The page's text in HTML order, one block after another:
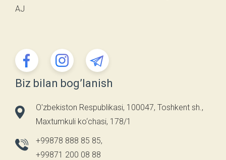
AJ
Biz bilan bog’lanish
O'zbekiston Respublikasi, 100047, Toshkent sh.,
Maxtumkuli ko‘chasi, 178/1
+99878 888 85 85,
+99871 200 08 88